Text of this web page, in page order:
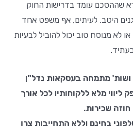
שההסכם עומד בדרישות החוק
היטב. לעיתים, אף משפט אחד
או לא מנוסח טוב יכול להוביל לבעיות
ושות' מתמחה בעסקאות נדל"ן
ליווי מלא ללקוחותיו לכל אורך
שכירות.
בחינם וללא התחייבות צרו